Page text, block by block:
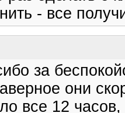
- все
за
они
все 12